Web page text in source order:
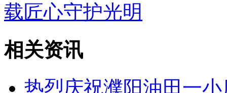
载匠心守护光明
相关资讯
热烈庆祝濮阳油田一